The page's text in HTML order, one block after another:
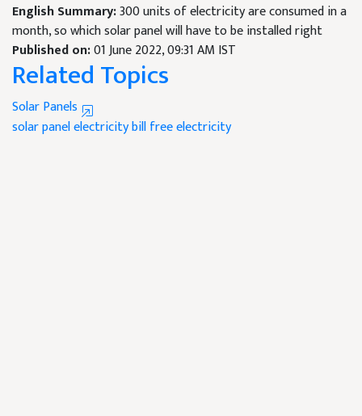
English Summary:300 units of electricity are consumed in a
month, so which solar panel will have to be installed right
Published on:01 June 2022, 09:31 AM IST
Related Topics
Solar Panels
solar panelelectricity billfree electricity